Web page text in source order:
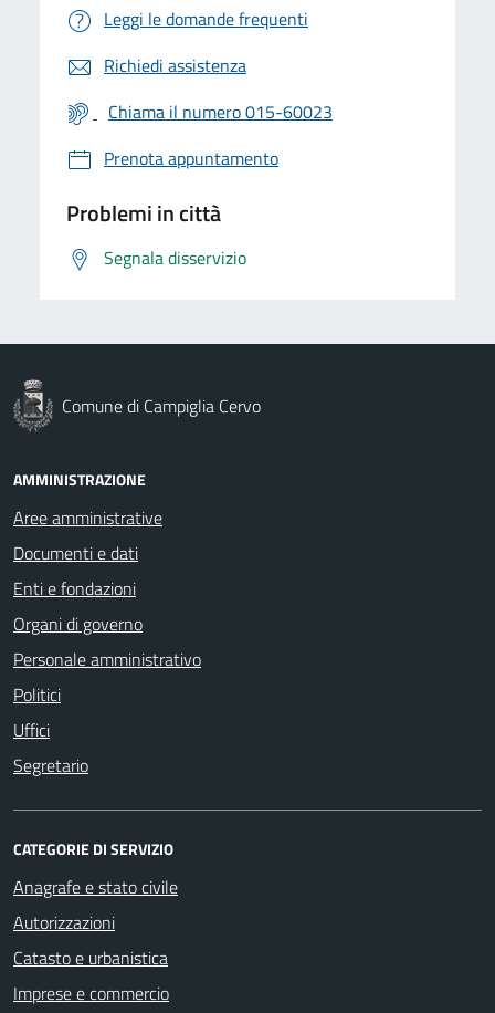
Leggi le domande frequenti
Richiedi assistenza
Chiama il numero 015-60023
Prenota appuntamento
Problemi in città
Segnala disservizio
Comune di Campiglia Cervo
AMMINISTRAZIONE
Aree amministrative
Documenti e dati
Enti e fondazioni
Organi di governo
Personale amministrativo
Politici
Uffici
Segretario
CATEGORIE DI SERVIZIO
Anagrafe e stato civile
Autorizzazioni
Catasto e urbanistica
Imprese e commercio